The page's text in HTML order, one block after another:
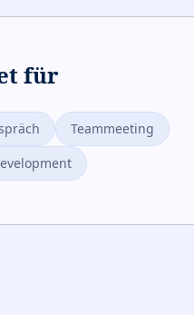
für
Teammeeting